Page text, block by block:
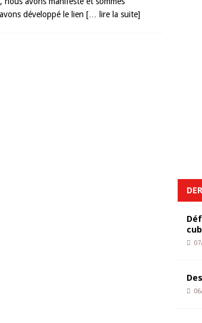
développé le lien [… lire la suite]